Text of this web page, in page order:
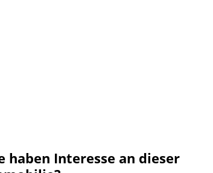
haben Interesse an dieser